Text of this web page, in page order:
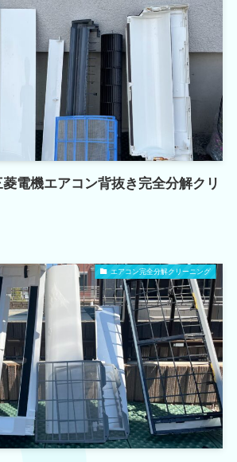
電機エアコン背抜き完全分解クリ
エアコン完全分解クリーニング